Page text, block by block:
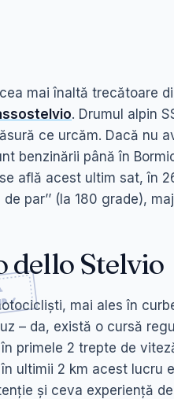
mai înaltă trecătoare
. Drumul alpin
ce urcăm. Dacă nu
benzinării până în
află acest ultim sat, în
par’’ (la 180 grade),
dello Stelvio
mai ales în
– da, există o cursă
primele 2 trepte de
ultimii 2 km acest lucru
și ceva experiență